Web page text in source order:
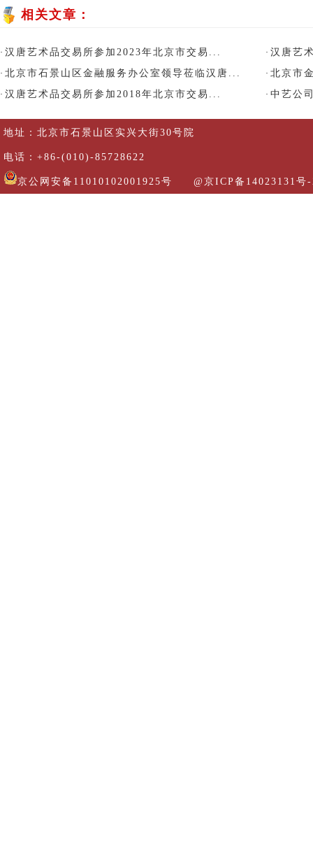
相关文章：
· 汉唐艺术品交易所参加2023年北京市交易... · 汉唐艺
· 北京市石景山区金融服务办公室领导莅临汉唐... · 北京市
· 汉唐艺术品交易所参加2018年北京市交易... · 中艺公
地址：北京市石景山区实兴大街30号院
电话：+86-(010)-85728622
京公网安备11010102001925号 @京ICP备14023131号